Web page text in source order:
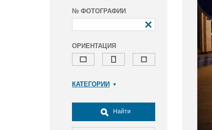
№ ФОТОГРАФИИ
ОРИЕНТАЦИЯ
КАТЕГОРИИ
Досуг, туризм и отдых
Культура
Найти